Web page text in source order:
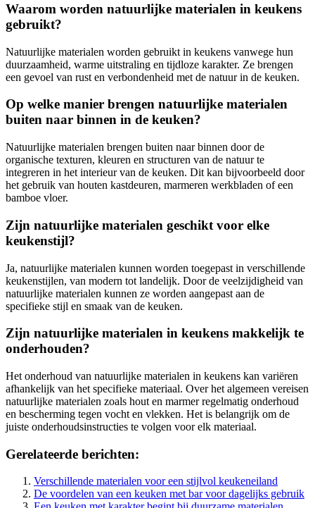
Waarom worden natuurlijke materialen in keukens
gebruikt?
Natuurlijke materialen worden gebruikt in keukens vanwege hun
duurzaamheid, warme uitstraling en tijdloze karakter. Ze brengen
een gevoel van rust en verbondenheid met de natuur in de keuken.
Op welke manier brengen natuurlijke materialen
buiten naar binnen in de keuken?
Natuurlijke materialen brengen buiten naar binnen door de
organische texturen, kleuren en structuren van de natuur te
integreren in het interieur van de keuken. Dit kan bijvoorbeeld door
het gebruik van houten kastdeuren, marmeren werkbladen of een
bamboe vloer.
Zijn natuurlijke materialen geschikt voor elke
keukenstijl?
Ja, natuurlijke materialen kunnen worden toegepast in verschillende
keukenstijlen, van modern tot landelijk. Door de veelzijdigheid van
natuurlijke materialen kunnen ze worden aangepast aan de
specifieke stijl en smaak van de keuken.
Zijn natuurlijke materialen in keukens makkelijk te
onderhouden?
Het onderhoud van natuurlijke materialen in keukens kan variëren
afhankelijk van het specifieke materiaal. Over het algemeen vereisen
natuurlijke materialen zoals hout en marmer regelmatig onderhoud
en bescherming tegen vocht en vlekken. Het is belangrijk om de
juiste onderhoudsinstructies te volgen voor elk materiaal.
Gerelateerde berichten:
Verschillende materialen voor een stijlvol keukeneiland
De voordelen van een keuken met bar voor dagelijks gebruik